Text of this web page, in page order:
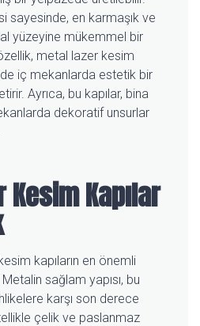
sayesinde, en karmaşık ve
yüzeyine mükemmel bir
metal lazer kesim
de iç mekanlarda estetik bir
Ayrıca, bu kapılar, bina
dekoratif unsurlar
Kapılar
kapıların en önemli
sağlam yapısı, bu
karşı son derece
çelik ve paslanmaz